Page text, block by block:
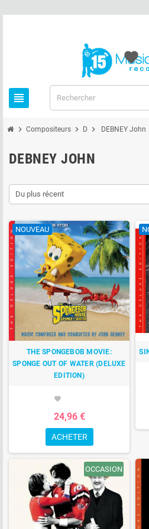
view_headline
favorite
chevron_right Compositeurs chevron_right D chevron_right DEBNEY John
DEBNEY JOHN
Du plus récent
NOUVEAU
THE SPONGEBOB MOVIE:
SPONGE OUT OF WATER (DELUXE
EDITION)
favorite
24,96 €
ACHETER
OCCASION